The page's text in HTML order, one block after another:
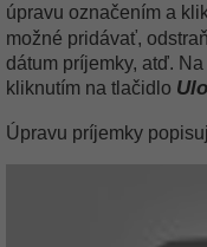
úpravu označením a
možné pridávať,
dátum príjemky, atď.
kliknutím na tlačidlo
Úpravu príjemky